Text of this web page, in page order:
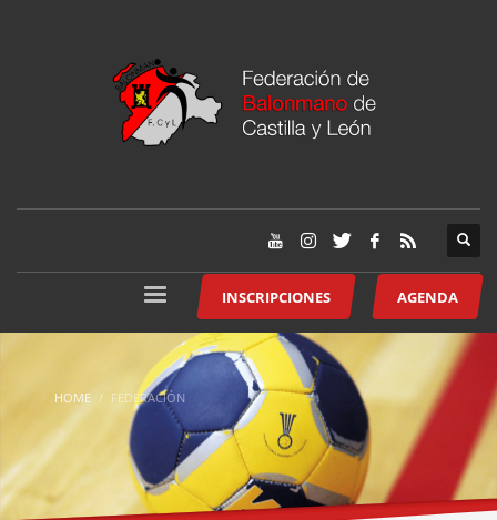
INSCRIPCIONES AGENDA
HOME FEDERACIÓN